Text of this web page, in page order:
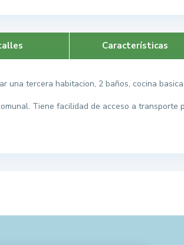
Características
tercera habitacion, 2 baños, cocina
Tiene facilidad de acceso a transporte